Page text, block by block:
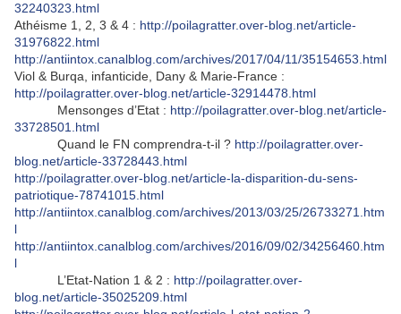
32240323.html
Athéisme 1, 2, 3 & 4 : http://poilagratter.over-blog.net/article-
31976822.html
http://antiintox.canalblog.com/archives/2017/04/11/35154653.html
Viol & Burqa, infanticide, Dany & Marie-France :
http://poilagratter.over-blog.net/article-32914478.html
Mensonges d’Etat : http://poilagratter.over-blog.net/article-
33728501.html
Quand le FN comprendra-t-il ? http://poilagratter.over-
blog.net/article-33728443.html
http://poilagratter.over-blog.net/article-la-disparition-du-sens-
patriotique-78741015.html
http://antiintox.canalblog.com/archives/2013/03/25/26733271.htm
l
http://antiintox.canalblog.com/archives/2016/09/02/34256460.htm
l
L’Etat-Nation 1 & 2 : http://poilagratter.over-
blog.net/article-35025209.html